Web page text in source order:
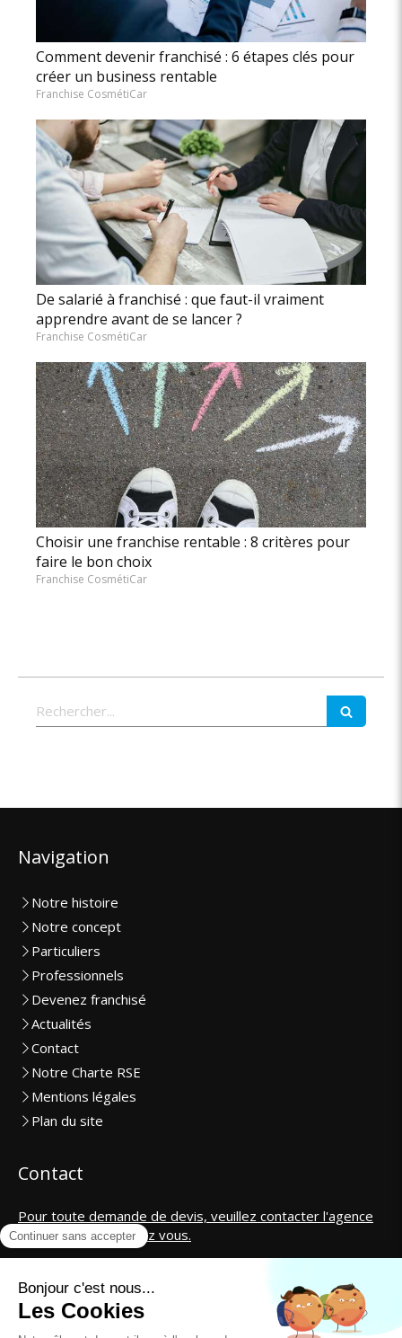
Comment devenir franchisé : 6 étapes clés pour
créer un business rentable
Franchise CosmétiCar
De salarié à franchisé : que faut-il vraiment
apprendre avant de se lancer ?
Franchise CosmétiCar
Choisir une franchise rentable : 8 critères pour
faire le bon choix
Franchise CosmétiCar
Rechercher
Navigation
Notre histoire
Notre concept
Particuliers
Professionnels
Devenez franchisé
Actualités
Contact
Notre Charte RSE
Mentions légales
Plan du site
Contact
Pour toute demande de devis, veuillez contacter l'agence
la plus proche de chez vous.
contact@cosmeticar.fr